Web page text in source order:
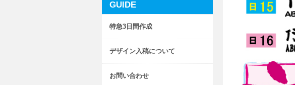
GUIDE
特急3日間作成
デザイン入稿について
お問い合わせ